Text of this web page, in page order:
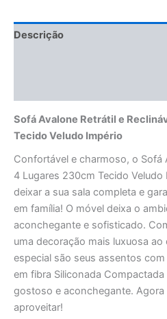
Descrição
Sofá Avalone Retrátil e
Tecido Veludo Império
Confortável e charmoso, o Sofá
4 Lugares 230cm Tecido
deixar a sua sala completa e
em família! O móvel deixa o
aconchegante e sofisticado.
uma decoração mais luxuosa
especial são seus assentos
em fibra Siliconada
gostoso e aconchegante. Agora
aproveitar!